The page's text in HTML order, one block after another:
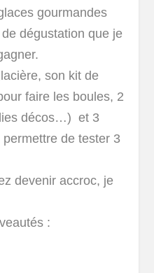
gourmandes
dégustation que je
son kit de
faire les boules, 2
décos…) et 3
permettre de tester 3
devenir accroc, je
: